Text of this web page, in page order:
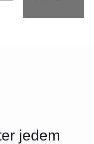
jedem